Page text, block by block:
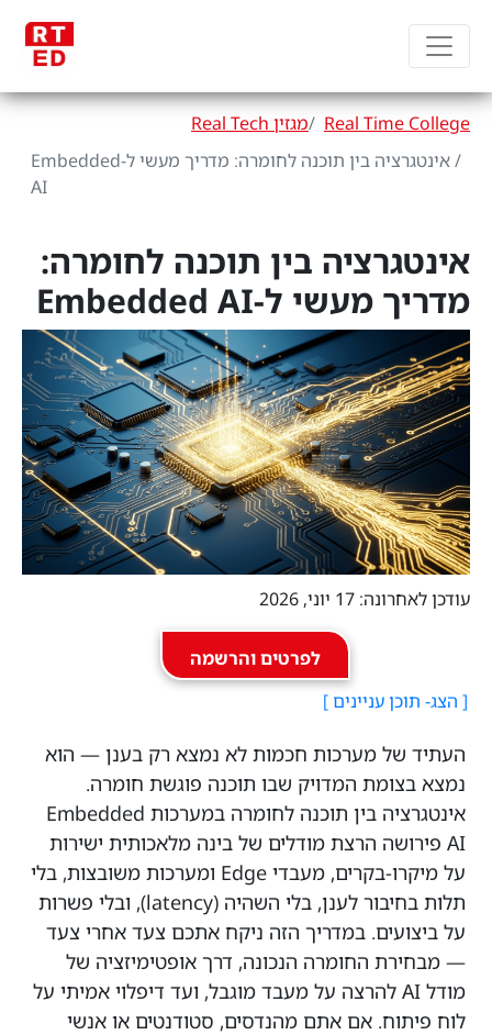
Real Time College
מגזין Real Tech
אינטגרציה בין תוכנה לחומרה: מדריך מעשי ל-Embedded
AI
אינטגרציה בין תוכנה לחומרה:
מדריך מעשי ל-Embedded AI
עודכן לאחרונה: 17 יוני, 2026
לפרטים והרשמה
העתיד של מערכות חכמות לא נמצא רק בענן — הוא
נמצא בצומת המדויק שבו תוכנה פוגשת חומרה.
אינטגרציה בין תוכנה לחומרה במערכות Embedded
AI פירושה הרצת מודלים של בינה מלאכותית ישירות
על מיקרו-בקרים, מעבדי Edge ומערכות משובצות, בלי
תלות בחיבור לענן, בלי השהיה (latency), ובלי פשרות
על ביצועים. במדריך הזה ניקח אתכם צעד אחרי צעד
— מבחירת החומרה הנכונה, דרך אופטימיזציה של
מודל AI להרצה על מעבד מוגבל, ועד דיפלוי אמיתי על
לוח פיתוח. אם אתם מהנדסים, סטודנטים או אנשי